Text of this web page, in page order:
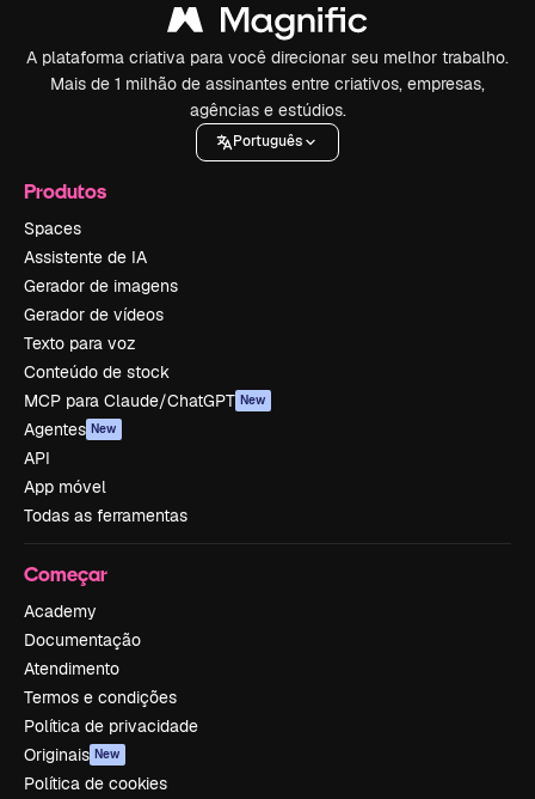
A plataforma criativa para você direcionar seu melhor trabalho.
Mais de 1 milhão de assinantes entre criativos, empresas,
agências e estúdios.
Português
Produtos
Spaces
Assistente de IA
Gerador de imagens
Gerador de vídeos
Texto para voz
Conteúdo de stock
MCP para Claude/ChatGPT New
Agentes New
API
App móvel
Todas as ferramentas
Começar
Academy
Documentação
Atendimento
Termos e condições
Política de privacidade
Originais New
Política de cookies